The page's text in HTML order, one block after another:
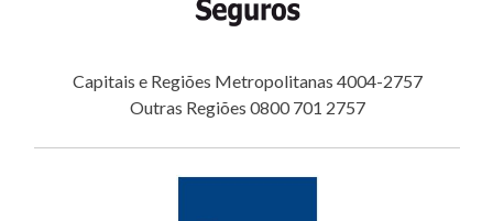
Capitais e Regiões Metropolitanas 4004-2757
Outras Regiões 0800 701 2757